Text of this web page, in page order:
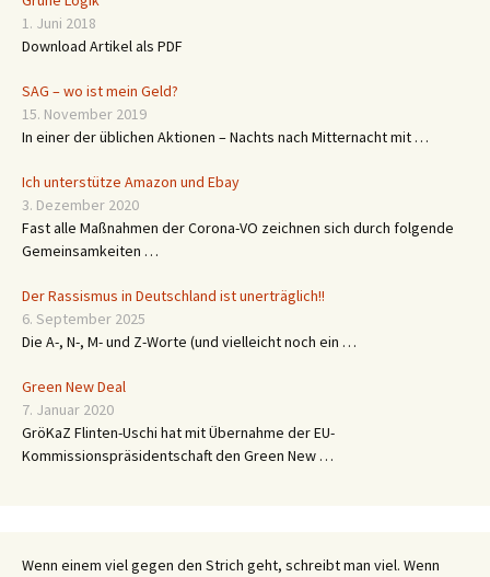
1. Juni 2018
Download Artikel als PDF
SAG – wo ist mein Geld?
15. November 2019
In einer der üblichen Aktionen – Nachts nach Mitternacht mit …
Ich unterstütze Amazon und Ebay
3. Dezember 2020
Fast alle Maßnahmen der Corona-VO zeichnen sich durch folgende
Gemeinsamkeiten …
Der Rassismus in Deutschland ist unerträglich!!
6. September 2025
Die A-, N-, M- und Z-Worte (und vielleicht noch ein …
Green New Deal
7. Januar 2020
GröKaZ Flinten-Uschi hat mit Übernahme der EU-
Kommissionspräsidentschaft den Green New …
Wenn einem viel gegen den Strich geht, schreibt man viel. Wenn